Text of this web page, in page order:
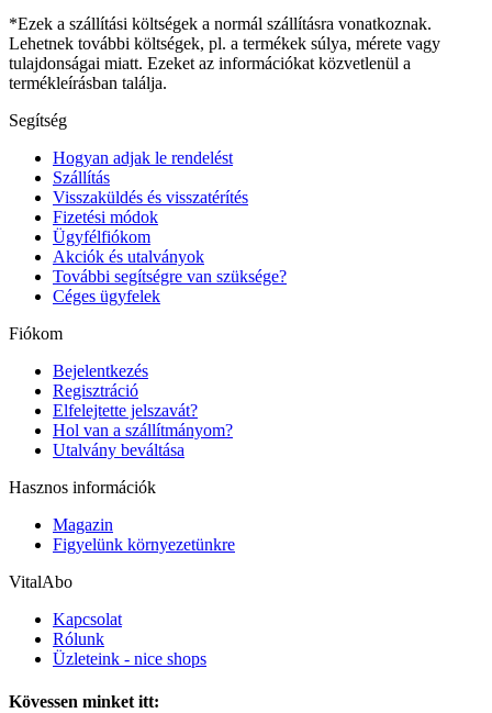
*Ezek a szállítási költségek a normál szállításra vonatkoznak.
Lehetnek további költségek, pl. a termékek súlya, mérete vagy
tulajdonságai miatt. Ezeket az információkat közvetlenül a
termékleírásban találja.
Segítség
Hogyan adjak le rendelést
Szállítás
Visszaküldés és visszatérítés
Fizetési módok
Ügyfélfiókom
Akciók és utalványok
További segítségre van szüksége?
Céges ügyfelek
Fiókom
Bejelentkezés
Regisztráció
Elfelejtette jelszavát?
Hol van a szállítmányom?
Utalvány beváltása
Hasznos információk
Magazin
Figyelünk környezetünkre
VitalAbo
Kapcsolat
Rólunk
Üzleteink - nice shops
Kövessen minket itt: